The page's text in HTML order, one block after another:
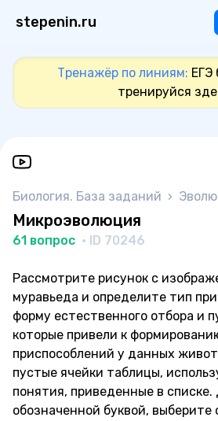
stepenin.ru
Тренажёр по линиям: ЕГЭ
тренируйся
Биология. База заданий ›
Микроэволюция
61 вопрос · ID 70246
Рассмотрите рисунок с
муравьеда и определите тип
форму естественного отбора и
которые привели к
приспособлений у данных
пустые ячейки таблицы,
понятия, приведенные в
обозначенной буквой,